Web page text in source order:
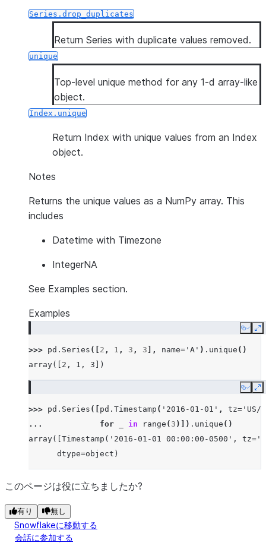
Series.drop_duplicates
Return Series with duplicate values removed.
unique
Top-level unique method for any 1-d array-like
object.
Index.unique
Return Index with unique values from an Index
object.
Notes
Returns the unique values as a NumPy array. This
includes
Datetime with Timezone
IntegerNA
See Examples section.
Examples
Copy
>>> pd . Series ([ 2 , 1 , 3 , 3 ], name= 'A' ) . unique ()
array([2, 1, 3])
Copy
>>> pd . Series ([ pd . Timestamp ( '2016-01-01' , tz= 'US/
...
for in range ( 3 )]) . unique ()
array([Timestamp('2016-01-01 00:00:00-0500',
      dtype=object)
このページは役に立ちましたか?
有り 無し
Snowflakeに移動する
会話に参加する